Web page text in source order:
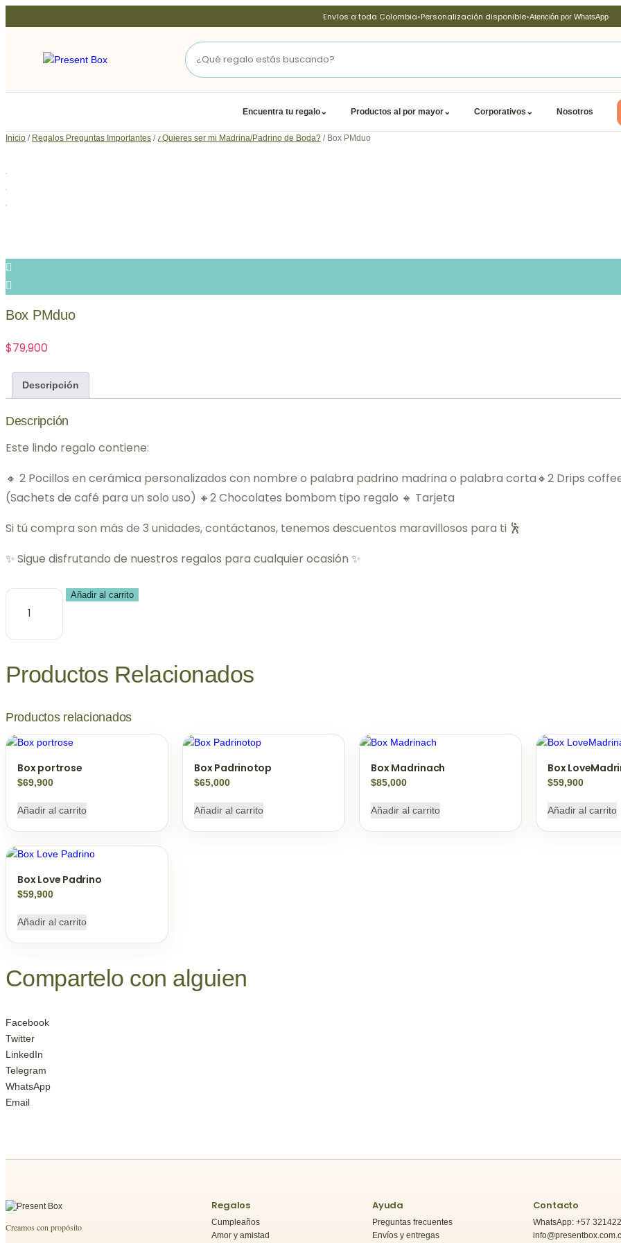
al
Envíos a toda Colombia•Personalización disponible•Atención por WhatsApp
Encuentra tu regalo⌄ Productos al por mayor⌄ Corporativos ⌄ Nosotros
Inicio / Regalos Preguntas Importantes /¿Quieres ser mi Madrina/Padrino de Boda? / Box PMduo
Box PMduo
$79,900
Descripción
Descripción
Este lindo regalo contiene:
🔸 2 Pocillos en cerámica personalizados con nombre o palabra padrino madrina o palabra corta🔸2 Drips
(Sachets de café para un solo uso) 🔸2 Chocolates bombom tipo regalo 🔸 Tarjeta
Si tú compra son más de 3 unidades, contáctanos, tenemos descuentos maravillosos para ti 🕺
✨ Sigue disfrutando de nuestros regalos para cualquier ocasión ✨
Box
PMduo
Añadir al carrito
Productos Relacionados
Productos relacionados
Box portrose
$69,900
Añadir al carrito
Box Padrinotop
$65,000
Añadir al carrito
Box Madrinach
$85,000
Añadir al carrito
Box
$59,900
Añadir al carrito
Box Love Padrino
$59,900
Añadir al carrito
Compartelo con alguien
Facebook
Twitter
LinkedIn
Telegram
WhatsApp
Email
Creamos con propósito
Regalos
Cumpleaños
Amor y amistad
Ayuda
Preguntas frecuentes
Envíos y entregas
Contacto
WhatsApp: +57